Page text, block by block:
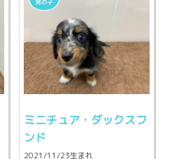
ミニチュア・ダックスフ
ンド
2021/11/23生まれ